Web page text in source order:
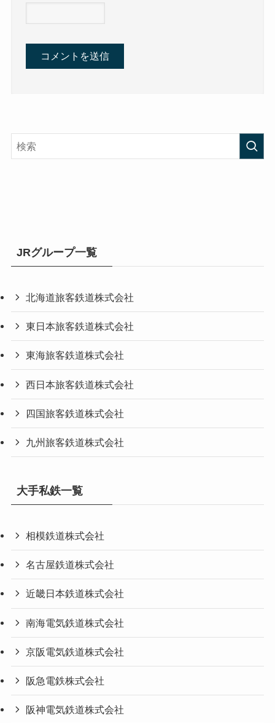
JRグループ一覧
北海道旅客鉄道株式会社
東日本旅客鉄道株式会社
東海旅客鉄道株式会社
西日本旅客鉄道株式会社
四国旅客鉄道株式会社
九州旅客鉄道株式会社
大手私鉄一覧
相模鉄道株式会社
名古屋鉄道株式会社
近畿日本鉄道株式会社
南海電気鉄道株式会社
京阪電気鉄道株式会社
阪急電鉄株式会社
阪神電気鉄道株式会社